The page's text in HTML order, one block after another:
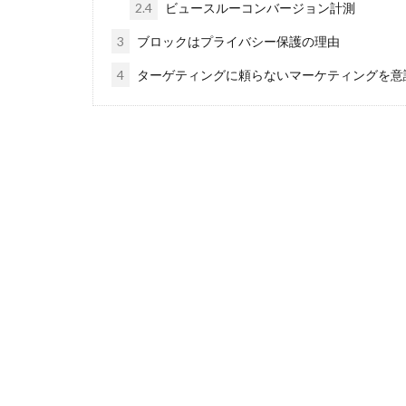
2.4 ビュースルーコンバージョン計測
3 ブロックはプライバシー保護の理由
4 ターゲティングに頼らないマーケティングを